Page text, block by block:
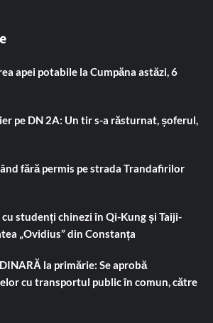
apei potabile la Cumpăna astăzi, 6
pe DN 2A: Un tir s-a răsturnat, șoferul,
fără permis pe strada Trandafirilor
studenți chinezi în Qi-Kung și Taiji-
„Ovidius” din Constanța
la primărie: Se aprobă
cu transportul public în comun, către